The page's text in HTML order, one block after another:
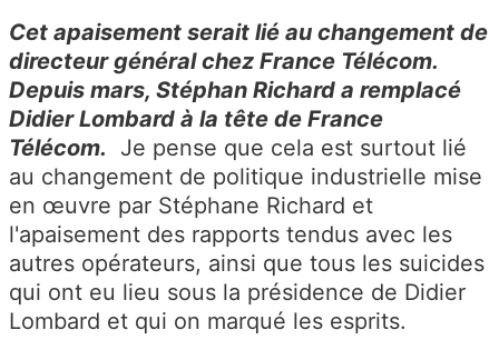
Cet apaisement serait lié au changement de
directeur général chez France Télécom.
Depuis mars, Stéphan Richard a remplacé
Didier Lombard à la tête de France
Télécom. Je pense que cela est surtout lié
au changement de politique industrielle mise
en œuvre par Stéphane Richard et
l'apaisement des rapports tendus avec les
autres opérateurs, ainsi que tous les suicides
qui ont eu lieu sous la présidence de Didier
Lombard et qui on marqué les esprits.